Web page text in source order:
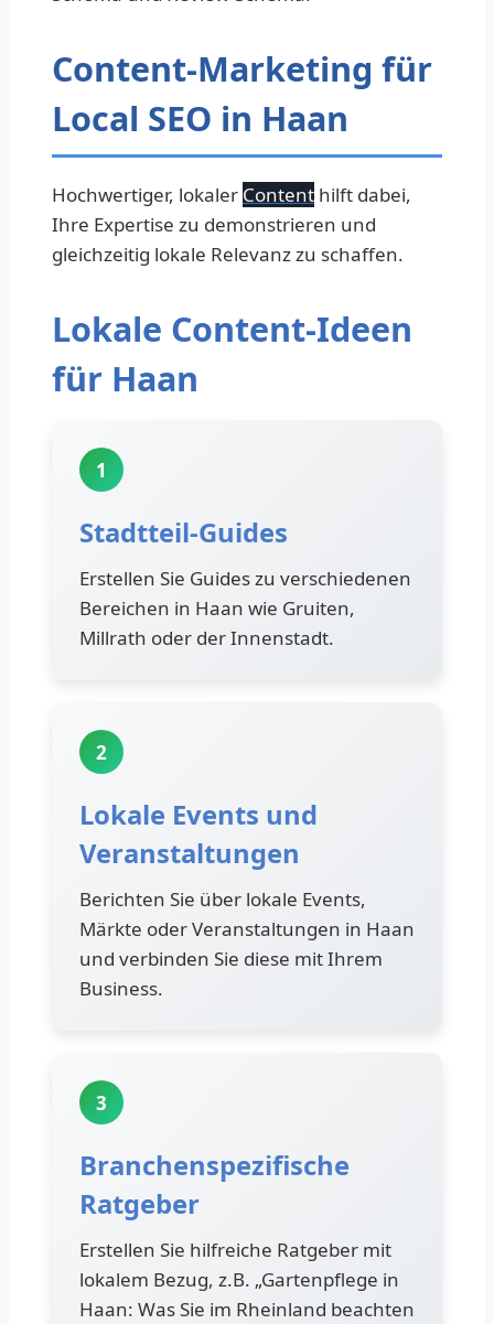
Content-Marketing für
Local SEO in Haan
Hochwertiger, lokaler Content hilft dabei,
Ihre Expertise zu demonstrieren und
gleichzeitig lokale Relevanz zu schaffen.
Lokale Content-Ideen
für Haan
1
Stadtteil-Guides
Erstellen Sie Guides zu verschiedenen
Bereichen in Haan wie Gruiten,
Millrath oder der Innenstadt.
2
Lokale Events und
Veranstaltungen
Berichten Sie über lokale Events,
Märkte oder Veranstaltungen in Haan
und verbinden Sie diese mit Ihrem
Business.
3
Branchenspezifische
Ratgeber
Erstellen Sie hilfreiche Ratgeber mit
lokalem Bezug, z.B. „Gartenpflege in
Haan: Was Sie im Rheinland beachten